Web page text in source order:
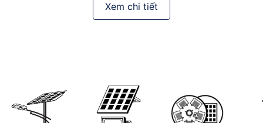
Xem chi tiết